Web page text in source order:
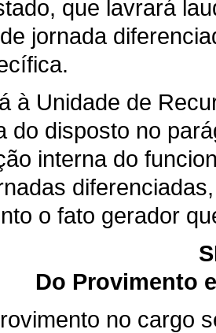
que lavrará
jornada
à Unidade de
do disposto no
interna do
o fato gerador
Do Provimento
no cargo